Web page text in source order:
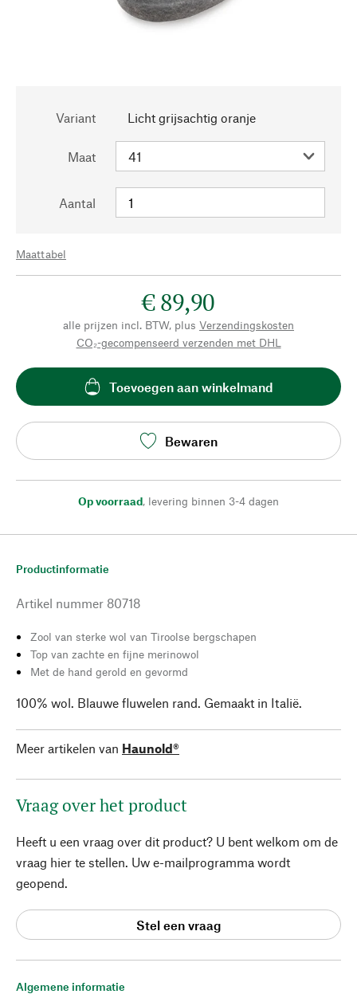
Variant Licht grijsachtig oranje
Maat
Aantal
Maattabel
€ 89,90
alle prijzen incl. BTW, plus Verzendingskosten
CO₂-gecompenseerd verzenden met DHL
Toevoegen aan winkelmand
Bewaren
Op voorraad, levering binnen 3-4 dagen
Algemene informatie
Productinformatie
Artikel nummer 80718
Zool van sterke wol van Tiroolse bergschapen
Top van zachte en fijne merinowol
Met de hand gerold en gevormd
100% wol. Blauwe fluwelen rand. Gemaakt in Italië.
Meer artikelen van Haunold®
Vraag over het product
Heeft u een vraag over dit product? U bent welkom om de
vraag hier te stellen. Uw e-mailprogramma wordt
geopend.
Stel een vraag